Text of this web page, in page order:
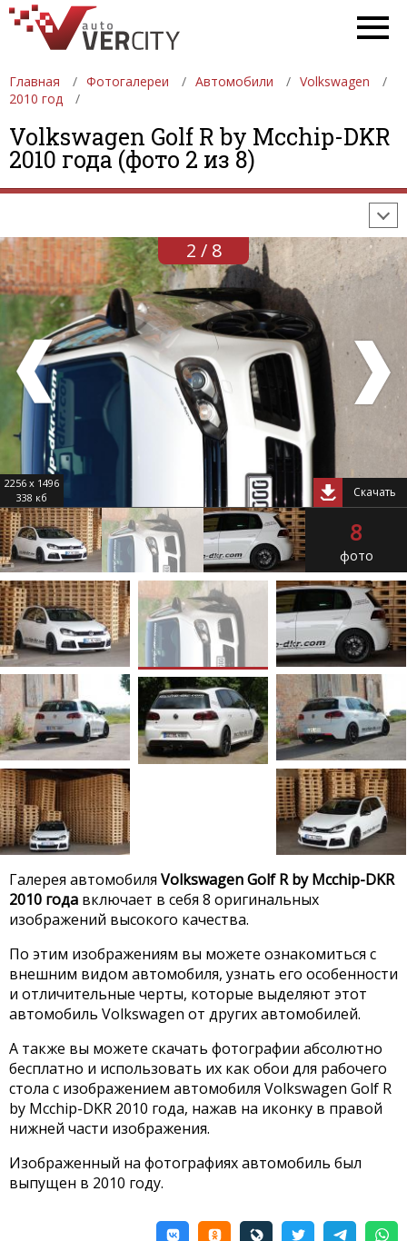
Главная Фотогалереи Автомобили
Volkswagen
2010 год
Volkswagen Golf R by Mcchip-DKR
2010 года (фото 2 из 8)
ФОТОГАЛЕРЕИ АВТОМОБИЛИ
ДЕВУШКИ
АВТОСАЛОНЫ
ФОРМУЛА-1
2 / 8
2256 x 1496
338 кб
Скачать
8
фото
Галерея автомобиля Volkswagen Golf R by Mcchip-DKR
2010 года включает в себя 8 оригинальных
изображений высокого качества.
По этим изображениям вы можете ознакомиться с
внешним видом автомобиля, узнать его особенности
и отличительные черты, которые выделяют этот
автомобиль Volkswagen от других автомобилей.
А также вы можете скачать фотографии абсолютно
бесплатно и использовать их как обои для рабочего
стола с изображением автомобиля Volkswagen Golf R
by Mcchip-DKR 2010 года, нажав на иконку в правой
нижней части изображения.
Изображенный на фотографиях автомобиль был
выпущен в 2010 году.